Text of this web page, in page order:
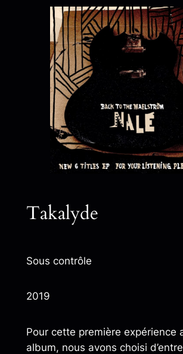
Takalyde
Sous contrôle
2019
Pour cette première expérience
album, nous avons choisi